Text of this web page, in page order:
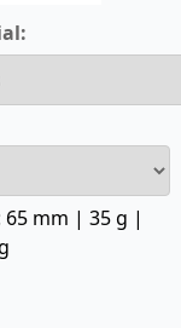
mm | 35 g |